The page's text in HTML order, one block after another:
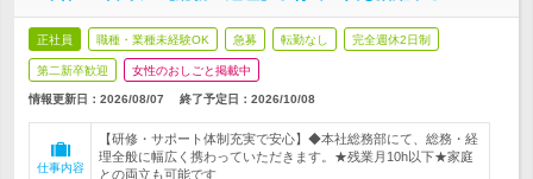
正社員 職種・業種未経験OK 急募 転勤なし 完全週休2日制
第二新卒歓迎 女性のおしごと掲載中
情報更新日：2026/08/07 終了予定日： 2026/10/08
仕事内容
【研修・サポート体制充実で安心】◆本社総務部にて、総務・経
理全般に幅広く携わっていただきます。★残業月10h以下★家庭
との両立も可能です